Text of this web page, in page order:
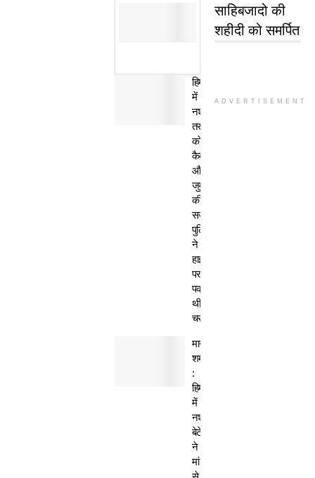
हिमाचल
में
नशा
तस्कर
काे
कैद
और
जुर्माने
की
सजा,
पुलिस
ने
हाईवे
पर
पकड़ी
थी
चरस
मानवता
शर्मसार
:
हिमाचल
में
नशेड़ी
बेटे
ने
मां
साहिबजादो की
शहीदी को समर्पित
ADVERTISEMENT